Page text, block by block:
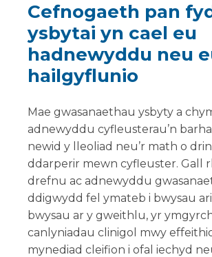
Cefnogaeth pan
ysbytai yn cael eu
hadnewyddu neu
hailgyflunio
Mae gwasanaethau ysbyty a
adnewyddu cyfleusterau’n
newid y lleoliad neu’r math o
ddarperir mewn cyfleuster. Gall
drefnu ac adnewyddu
ddigwydd fel ymateb i bwysau
bwysau ar y gweithlu, yr
canlyniadau clinigol mwy
mynediad cleifion i ofal iechyd